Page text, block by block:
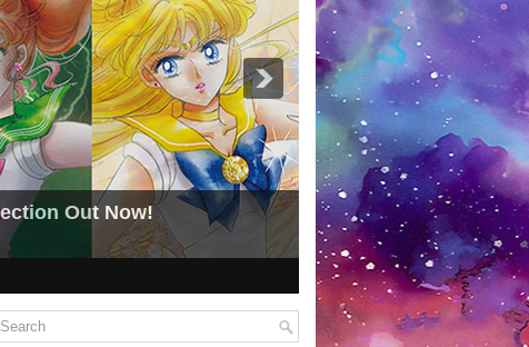
(NEWS) Pretty Guardian Sailor Moon Now
(ข่าวสาร) อนิเมะ Pretty Guardian Sailor Moon เปิดให้รับชมได้แล้